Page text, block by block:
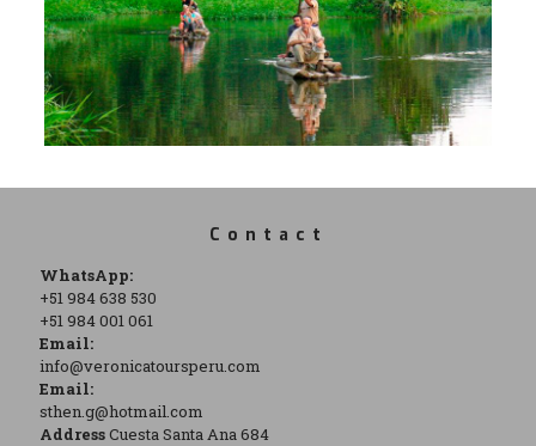
Contact
WhatsApp:
+51 984 638 530
+51 984 001 061
Email:
info@veronicatoursperu.com
Email:
sthen.g@hotmail.com
AddressCuesta Santa Ana 684